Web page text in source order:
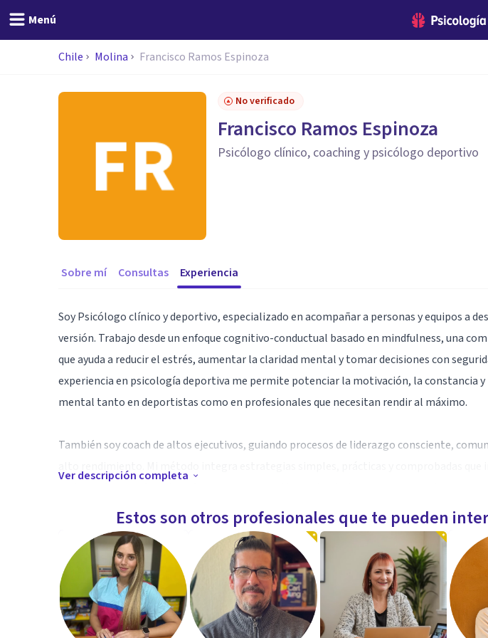
Menú
Chile Molina Francisco Ramos Espinoza
No verificado
Francisco Ramos Espinoza
Psicólogo clínico, coaching y psicólogo deportivo
Sobre mí Consultas Experiencia
Soy Psicólogo clínico y deportivo, especializado en acompañar a personas y equipos a
versión. Trabajo desde un enfoque cognitivo-conductual basado en mindfulness, una
que ayuda a reducir el estrés, aumentar la claridad mental y tomar decisiones con
experiencia en psicología deportiva me permite potenciar la motivación, la constancia
mental tanto en deportistas como en profesionales que necesitan rendir al máximo.
También soy coach de altos ejecutivos, guiando procesos de liderazgo consciente,
Actualmente curso un PhD en Psicología y Neurociencias, lo que me permite aplicar
actualizados y herramientas basadas en evidencia para lograr resultados claros y
acompañarte a construir un bienestar sólido, una mente más fuerte y un rendimiento
sienta: motivador, estable y alineado con tus metas.
Especialidad
Ver descripción completa
Estos son otros profesionales que te pueden